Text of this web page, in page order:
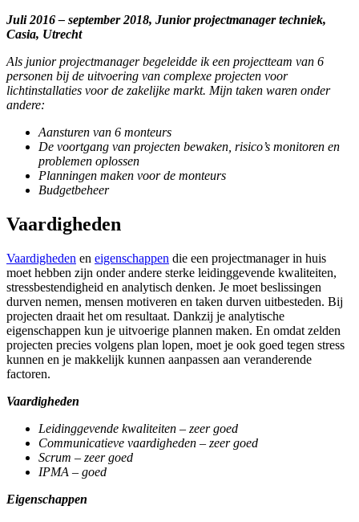
Juli 2016 – september 2018, Junior projectmanager techniek,
Casia, Utrecht
Als junior projectmanager begeleidde ik een projectteam van 6
personen bij de uitvoering van complexe projecten voor
lichtinstallaties voor de zakelijke markt. Mijn taken waren onder
andere:
Aansturen van 6 monteurs
De voortgang van projecten bewaken, risico’s monitoren en
problemen oplossen
Planningen maken voor de monteurs
Budgetbeheer
Vaardigheden
Vaardigheden en eigenschappen die een projectmanager in huis
moet hebben zijn onder andere sterke leidinggevende kwaliteiten,
stressbestendigheid en analytisch denken. Je moet beslissingen
durven nemen, mensen motiveren en taken durven uitbesteden. Bij
projecten draait het om resultaat. Dankzij je analytische
eigenschappen kun je uitvoerige plannen maken. En omdat zelden
projecten precies volgens plan lopen, moet je ook goed tegen stress
kunnen en je makkelijk kunnen aanpassen aan veranderende
factoren.
Vaardigheden
Leidinggevende kwaliteiten – zeer goed
Communicatieve vaardigheden – zeer goed
Scrum – zeer goed
IPMA – goed
Eigenschappen